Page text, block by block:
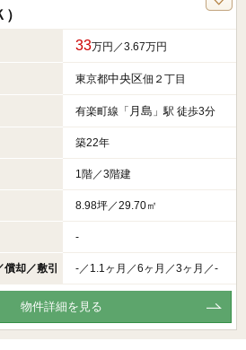
33万円／3.67万円
東京都中央区佃２丁目
有楽町線「 月島 」駅 徒歩3分
築22年
1階／3階建
8.98坪／29.70㎡
-
却／敷引 -／1.1ヶ月／6ヶ月／3ヶ月／-
物件詳細を見る